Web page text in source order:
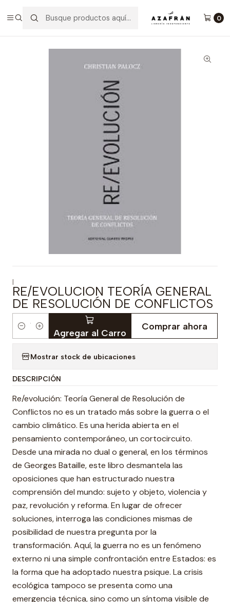
0
Ensayo
Re/evolucion Teoría General De Resolución De Conflictos
|
RE/EVOLUCION TEORÍA GENERAL
DE RESOLUCIÓN DE CONFLICTOS
Cantidad Agregar al Carro
Comprar ahora
Mostrar stock de ubicaciones
DESCRIPCIÓN
Re/evolución: Teoría General de Resolución de
Conflictos no es un tratado más sobre la guerra o el
cambio climático. Es una herida abierta en el
pensamiento contemporáneo, un cortocircuito.
Desde una mirada no dual o general, en los términos
de Georges Bataille, este libro desmantela las
oposiciones que han estructurado nuestra
comprensión del mundo: sujeto y objeto, violencia y
paz, revolución y reforma. En lugar de ofrecer
soluciones, interroga las condiciones mismas de
posibilidad de nuestra pregunta por la
transformación. Aquí, la guerra no es un fenómeno
externo ni una simple confrontación entre Estados: es
la forma que ha adoptado nuestra psique. La crisis
ecológica tampoco se presenta como una
emergencia técnica, sino como un síntoma visible de